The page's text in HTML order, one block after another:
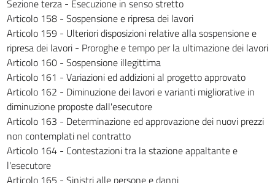
333
334
335
336
337
338
PARTE V - CONTRATTI PUBBLICI RELATIVI A
LAVORI, SERVIZI E FORNITURE NEI SETTORI
SPECIALI
339
Sezione terza - Esecuzione in senso stretto
Articolo 158 - Sospensione e ripresa dei lavori
Articolo 159 - Ulteriori disposizioni relative alla sospensione e
ripresa dei lavori - Proroghe e tempo per la ultimazione dei lavori
Articolo 160 - Sospensione illegittima
Articolo 161 - Variazioni ed addizioni al progetto approvato
Articolo 162 - Diminuzione dei lavori e varianti migliorative in
diminuzione proposte dall'esecutore
Articolo 163 - Determinazione ed approvazione dei nuovi prezzi
non contemplati nel contratto
Articolo 164 - Contestazioni tra la stazione appaltante e
l'esecutore
Articolo 165 - Sinistri alle persone e danni